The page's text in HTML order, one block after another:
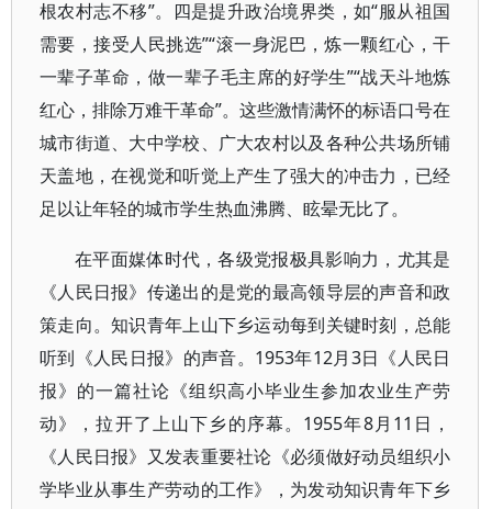
根农村志不移”。四是提升政治境界类，如“服从祖国
需要，接受人民挑选”“滚一身泥巴，炼一颗红心，干
一辈子革命，做一辈子毛主席的好学生”“战天斗地炼
红心，排除万难干革命”。这些激情满怀的标语口号在
城市街道、大中学校、广大农村以及各种公共场所铺
天盖地，在视觉和听觉上产生了强大的冲击力，已经
足以让年轻的城市学生热血沸腾、眩晕无比了。
在平面媒体时代，各级党报极具影响力，尤其是
《人民日报》传递出的是党的最高领导层的声音和政
策走向。知识青年上山下乡运动每到关键时刻，总能
听到《人民日报》的声音。1953年12月3日《人民日
报》的一篇社论《组织高小毕业生参加农业生产劳
动》，拉开了上山下乡的序幕。1955年8月11日，
《人民日报》又发表重要社论《必须做好动员组织小
学毕业从事生产劳动的工作》，为发动知识青年下乡